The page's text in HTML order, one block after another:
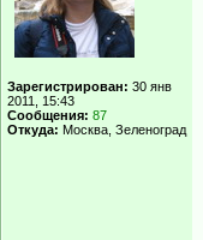
Зарегистрирован: 30 янв
2011, 15:43
Сообщения: 87
Откуда: Москва, Зеленоград